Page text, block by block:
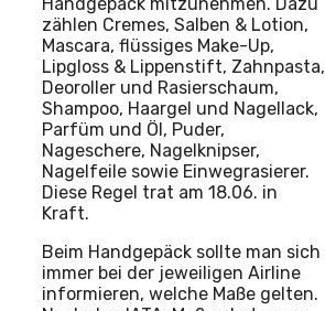
zählen Cremes, Salben & Lotion,
Mascara, flüssiges Make-Up,
Lipgloss & Lippenstift, Zahnpasta,
Deoroller und Rasierschaum,
Shampoo, Haargel und Nagellack,
Parfüm und Öl, Puder,
Nageschere, Nagelknipser,
Nagelfeile sowie Einwegrasierer.
Diese Regel trat am 18.06. in
Kraft.
Beim Handgepäck sollte man sich
immer bei der jeweiligen Airline
informieren, welche Maße gelten.